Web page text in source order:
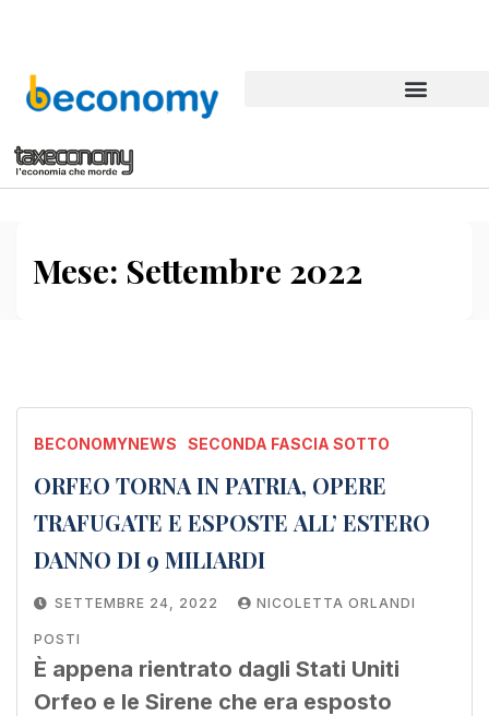
Mese: Settembre 2022
BECONOMYNEWS SECONDA FASCIA SOTTO
ORFEO TORNA IN PATRIA, OPERE
TRAFUGATE E ESPOSTE ALL’ ESTERO
DANNO DI 9 MILIARDI
SETTEMBRE 24, 2022 NICOLETTA ORLANDI
POSTI
È appena rientrato dagli Stati Uniti
Orfeo e le Sirene che era esposto